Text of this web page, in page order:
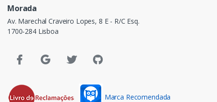
Morada
Av. Marechal Craveiro Lopes, 8 E - R/C Esq.
1700-284 Lisboa
Marca Recomendada